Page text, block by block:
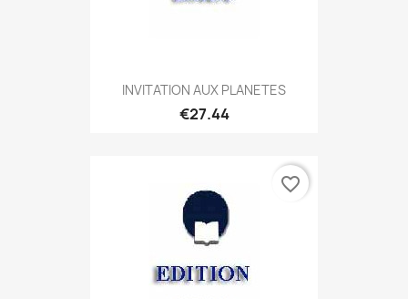
INVITATION AUX PLANETES
€27.44
favorite_border